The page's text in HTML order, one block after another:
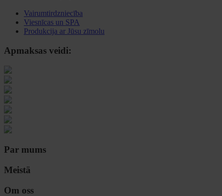
Vairumtirdzniecība
Viesnīcas un SPA
Produkcija ar Jūsu zīmolu
Apmaksas veidi:
Par mums
Meistä
Om oss